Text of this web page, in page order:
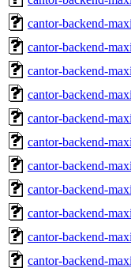
cantor-backend-
cantor-backend-
cantor-backend-
cantor-backend-
cantor-backend-
cantor-backend-
cantor-backend-
cantor-backend-
cantor-backend-
cantor-backend-
cantor-backend-